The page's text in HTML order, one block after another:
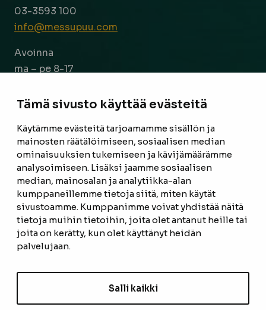
Tämä sivusto käyttää evästeitä
Käytämme evästeitä tarjoamamme sisällön ja
mainosten räätälöimiseen, sosiaalisen median
ominaisuuksien tukemiseen ja kävijämäärämme
analysoimiseen. Lisäksi jaamme sosiaalisen
median, mainosalan ja analytiikka-alan
kumppaneillemme tietoja siitä, miten käytät
sivustoamme. Kumppanimme voivat yhdistää näitä
tietoja muihin tietoihin, joita olet antanut heille tai
joita on kerätty, kun olet käyttänyt heidän
palvelujaan.
Salli kaikki
03-3593 100
info@messupuu.com
Avoinna
ma – pe 8-17
ETUSIVU
TUOTTEET
REFERENSSIT
OTA YHTEYTTÄ
TIETOSUOJASELOSTE
EVÄSTEASETUKSET